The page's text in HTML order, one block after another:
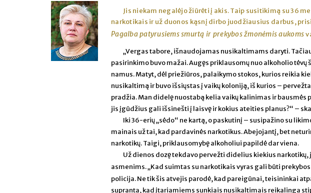
Jis niekam negalėjo žiūrėti į akis. Taip susitikimą su 36
narkotikais ir už duonos kąsnį dirbo juodžiausius darbus,
Pagalba patyrusiems smurtą ir prekybos žmonėmis aukoms
„Vergas tabore, išnaudojamas nusikaltimams daryti.
pasirinkimo buvo mažai. Augęs priklausomų nuo alkoholio
namus. Matyt, dėl priežiūros, palaikymo stokos, kurios reikia
nusikaltimą ir buvo išsiųstas į vaikų koloniją, iš kurios –
pradžia. Man didelę nuostabą kelia vaikų kalinimas ir
jis įgūdžius gali išsinešti į laisvę ir kokius ateities planus?“ –
Iki 36-erių „sėdo“ ne kartą, o paskutinį – susipažino su
mainais už tai, kad pardavinės narkotikus. Abejojantį, bet
narkotikų. Taigi, priklausomybę alkoholiui papildė dar viena.
Už dienos dozę tekdavo pervežti didelius kiekius
asmenims. „Kad suimtas su narkotikais vyras gali būti
policija. Ne tik šis atvejis parodė, kad pareigūnai, teisininkai
supranta, kad įtariamiems sunkiais nusikaltimais reikalinga